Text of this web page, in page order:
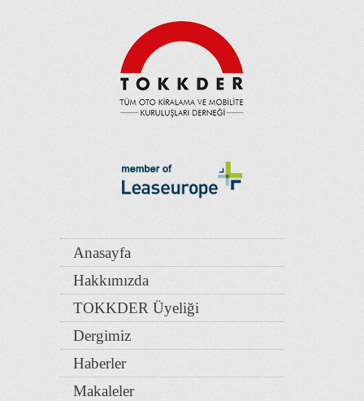
Anasayfa
Hakkımızda
TOKKDER Üyeliği
Dergimiz
Haberler
Makaleler